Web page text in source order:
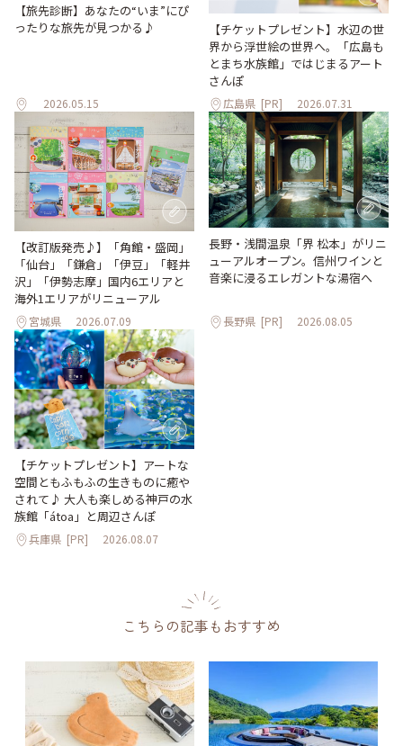
【旅先診断】あなたの“いま”にぴ
ったりな旅先が見つかる♪
2026.05.15
【チケットプレゼント】水辺の世
界から浮世絵の世界へ。「広島も
とまち水族館」ではじまるアート
さんぽ
広島県 [PR] 2026.07.31
【改訂版発売♪】「角館・盛岡」
「仙台」「鎌倉」「伊豆」「軽井
沢」「伊勢志摩」国内6エリアと
海外1エリアがリニューアル
宮城県 2026.07.09
長野・浅間温泉「界 松本」がリニ
ューアルオープン。信州ワインと
音楽に浸るエレガントな湯宿へ
長野県 [PR] 2026.08.05
【チケットプレゼント】アートな
空間ともふもふの生きものに癒や
されて♪ 大人も楽しめる神戸の水
族館「átoa」と周辺さんぽ
兵庫県 [PR] 2026.08.07
こちらの記事もおすすめ